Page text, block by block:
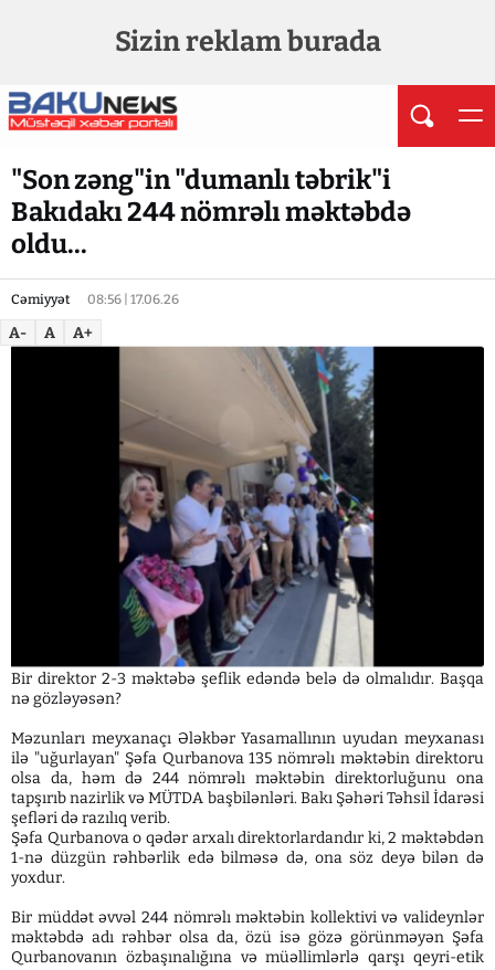
Sizin reklam burada
"Son zəng"in "dumanlı təbrik"i
Bakıdakı 244 nömrəlı məktəbdə
oldu...
Cəmiyyət 08:56 | 17.06.26
A- A A+
Bir direktor 2-3 məktəbə şeflik edəndə belə də olmalıdır. Başqa
nə gözləyəsən?
Məzunları meyxanaçı Ələkbər Yasamallının uyudan meyxanası
ilə "uğurlayan" Şəfa Qurbanova 135 nömrəlı məktəbin direktoru
olsa da, həm də 244 nömrəlı məktəbin direktorluğunu ona
tapşırıb nazirlik və MÜTDA başbilənləri. Bakı Şəhəri Təhsil İdarəsi
şefləri də razılıq verib.
Şəfa Qurbanova o qədər arxalı direktorlardandır ki, 2 məktəbdən
1-nə düzgün rəhbərlik edə bilməsə də, ona söz deyə bilən də
yoxdur.
Bir müddət əvvəl 244 nömrəlı məktəbin kollektivi və valideynlər
məktəbdə adı rəhbər olsa da, özü isə gözə görünməyən Şəfa
Qurbanovanın özbaşınalığına və müəllimlərlə qarşı qeyri-etik